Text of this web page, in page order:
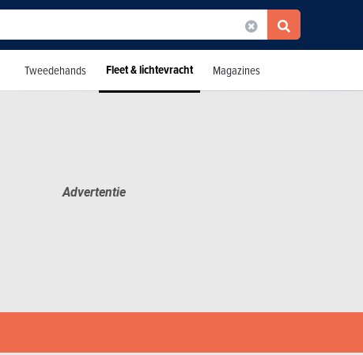
Tweedehands Fleet & lichtevracht Magazines